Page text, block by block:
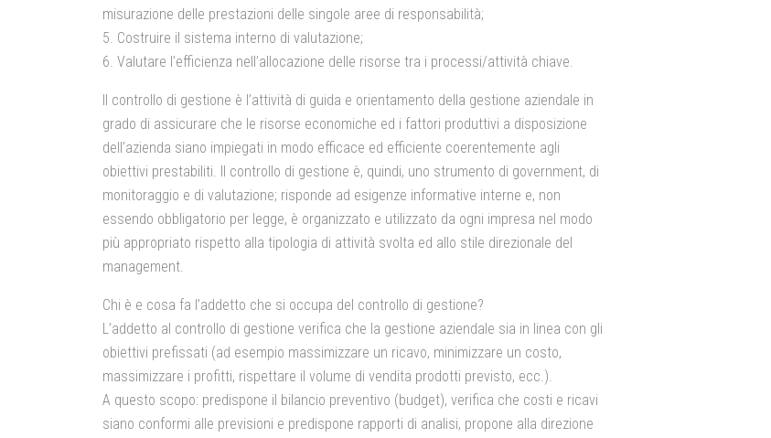
misurazione delle prestazioni delle singole aree di responsabilità;
5. Costruire il sistema interno di valutazione;
6. Valutare l’efficienza nell’allocazione delle risorse tra i processi/attività chiave.
Il controllo di gestione è l’attività di guida e orientamento della gestione aziendale in
grado di assicurare che le risorse economiche ed i fattori produttivi a disposizione
dell’azienda siano impiegati in modo efficace ed efficiente coerentemente agli
obiettivi prestabiliti. Il controllo di gestione è, quindi, uno strumento di government, di
monitoraggio e di valutazione; risponde ad esigenze informative interne e, non
essendo obbligatorio per legge, è organizzato e utilizzato da ogni impresa nel modo
più appropriato rispetto alla tipologia di attività svolta ed allo stile direzionale del
management.
Chi è e cosa fa l’addetto che si occupa del controllo di gestione?
L’addetto al controllo di gestione verifica che la gestione aziendale sia in linea con gli
obiettivi prefissati (ad esempio massimizzare un ricavo, minimizzare un costo,
massimizzare i profitti, rispettare il volume di vendita prodotti previsto, ecc.).
A questo scopo: predispone il bilancio preventivo (budget), verifica che costi e ricavi
siano conformi alle previsioni e predispone rapporti di analisi, propone alla direzione